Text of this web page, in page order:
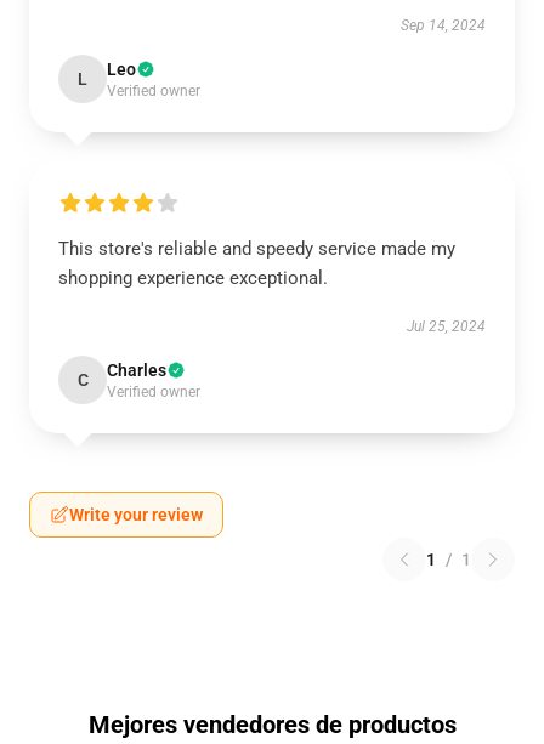
Sep 14, 2024
L Leo
Verified owner
This store's reliable and speedy service made my
shopping experience exceptional.
Jul 25, 2024
C Charles
Verified owner
Write your review
1 / 1
Mejores vendedores de productos